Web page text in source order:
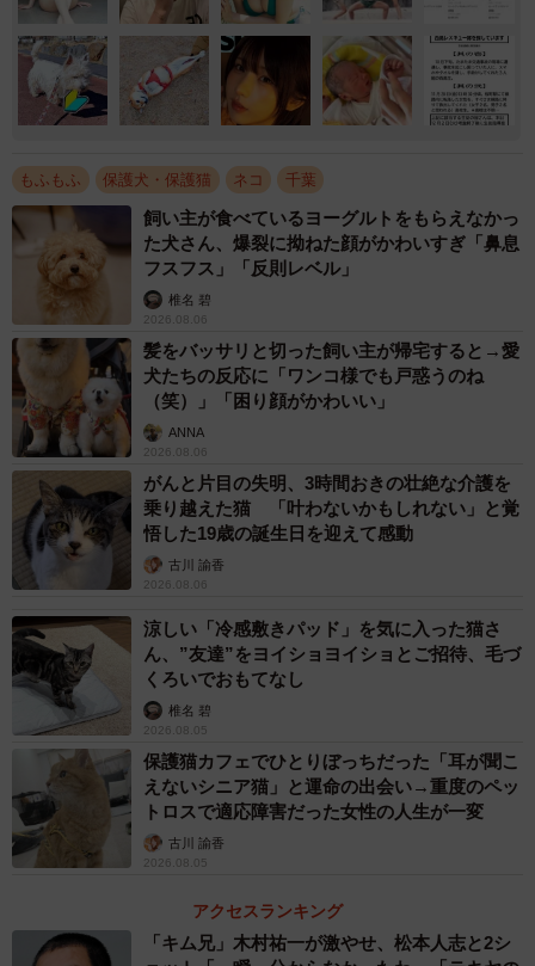
もふもふ 保護犬・保護猫 ネコ 千葉
飼い主が食べているヨーグルトをもらえなかっ
た犬さん、爆裂に拗ねた顔がかわいすぎ「鼻息
フスフス」「反則レベル」
椎名 碧
2026.08.06
髪をバッサリと切った飼い主が帰宅すると→愛
犬たちの反応に「ワンコ様でも戸惑うのね
（笑）」「困り顔がかわいい」
ANNA
2026.08.06
がんと片目の失明、3時間おきの壮絶な介護を
乗り越えた猫 「叶わないかもしれない」と覚
悟した19歳の誕生日を迎えて感動
古川 諭香
2026.08.06
涼しい「冷感敷きパッド」を気に入った猫さ
ん、”友達”をヨイショヨイショとご招待、毛づ
くろいでおもてなし
椎名 碧
2026.08.05
保護猫カフェでひとりぼっちだった「耳が聞こ
えないシニア猫」と運命の出会い→重度のペッ
トロスで適応障害だった女性の人生が一変
古川 諭香
2026.08.05
アクセスランキング
「キム兄」木村祐一が激やせ、松本人志と2シ